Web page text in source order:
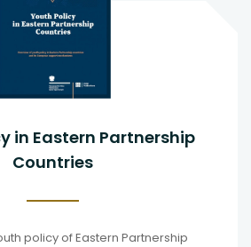
in Eastern Partnership
Countries
policy of Eastern Partnership